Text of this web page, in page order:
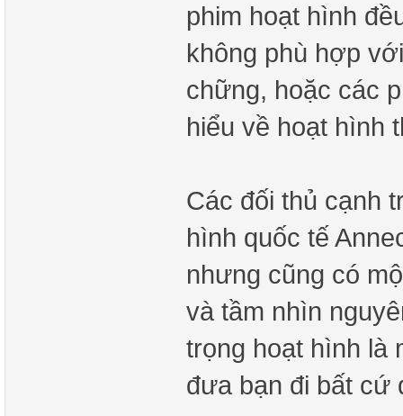
phim hoạt hình
không phù hợp
chững, hoặc các
hiểu về hoạt hình
Các đối thủ cạnh
hình quốc tế
nhưng cũng có
và tầm nhìn
trọng hoạt hình là
đưa bạn đi bất cứ